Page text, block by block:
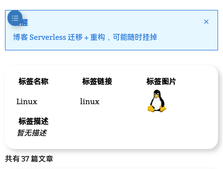
提醒
博客 Serverless 迁移 + 重构，可能随时挂掉
标签名称 标签链接 标签图片
Linux linux
标签描述
暂无描述
共有 37 篇文章